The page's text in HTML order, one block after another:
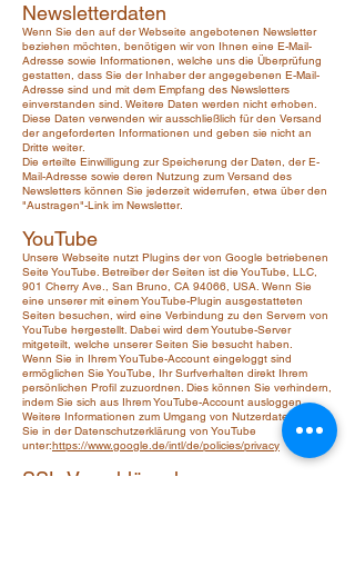
Newsletterdaten
Wenn Sie den auf der Webseite angebotenen Newsletter
beziehen möchten, benötigen wir von Ihnen eine E-Mail-
Adresse sowie Informationen, welche uns die Überprüfung
gestatten, dass Sie der Inhaber der angegebenen E-Mail-
Adresse sind und mit dem Empfang des Newsletters
einverstanden sind. Weitere Daten werden nicht erhoben.
Diese Daten verwenden wir ausschließlich für den Versand
der angeforderten Informationen und geben sie nicht an
Dritte weiter.
Die erteilte Einwilligung zur Speicherung der Daten, der E-
Mail-Adresse sowie deren Nutzung zum Versand des
Newsletters können Sie jederzeit widerrufen, etwa über den
"Austragen"-Link im Newsletter.
YouTube
Unsere Webseite nutzt Plugins der von Google betriebenen
Seite YouTube. Betreiber der Seiten ist die YouTube, LLC,
901 Cherry Ave., San Bruno, CA 94066, USA. Wenn Sie
eine unserer mit einem YouTube-Plugin ausgestatteten
Seiten besuchen, wird eine Verbindung zu den Servern von
YouTube hergestellt. Dabei wird dem Youtube-Server
mitgeteilt, welche unserer Seiten Sie besucht haben.
Wenn Sie in Ihrem YouTube-Account eingeloggt sind
ermöglichen Sie YouTube, Ihr Surfverhalten direkt Ihrem
persönlichen Profil zuzuordnen. Dies können Sie verhindern,
indem Sie sich aus Ihrem YouTube-Account ausloggen.
Weitere Informationen zum Umgang von Nutzerdaten finden
Sie in der Datenschutzerklärung von YouTube
unter:https://www.google.de/intl/de/policies/privacy
SSL-Verschlüsselung